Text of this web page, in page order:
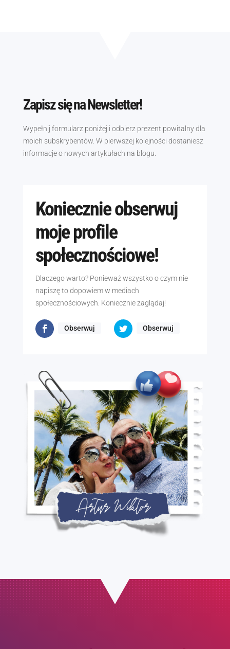
Zapisz się na Newsletter!
Wypełnij formularz poniżej i odbierz prezent powitalny dla
moich subskrybentów. W pierwszej kolejności dostaniesz
informacje o nowych artykułach na blogu.
Koniecznie obserwuj
moje profile
społecznościowe!
Dlaczego warto? Ponieważ wszystko o czym nie
napiszę to dopowiem w mediach
społecznościowych. Koniecznie zaglądaj!
Obserwuj Obserwuj